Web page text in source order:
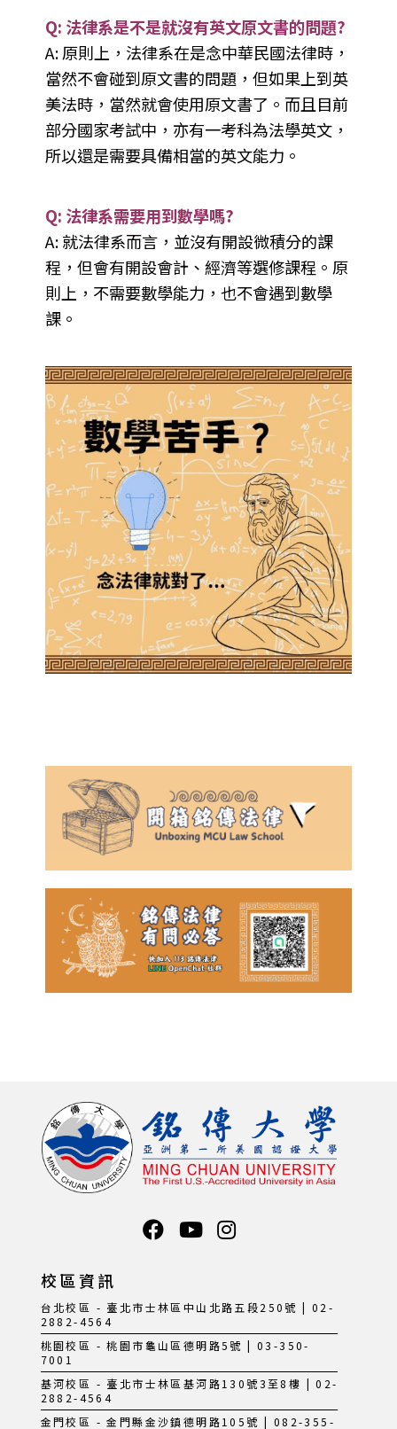
Q: 法律系是不是就沒有英文原文書的問題?
A: 原則上，法律系在是念中華民國法律時，
當然不會碰到原文書的問題，但如果上到英
美法時，當然就會使用原文書了。而且目前
部分國家考試中，亦有一考科為法學英文，
所以還是需要具備相當的英文能力。
Q: 法律系需要用到數學嗎?
A: 就法律系而言，並沒有開設微積分的課
程，但會有開設會計、經濟等選修課程。原
則上，不需要數學能力，也不會遇到數學
課。
校區資訊
台北校區 - 臺北市士林區中山北路五段250號 | 02-
2882-4564
桃園校區 - 桃園市龜山區德明路5號 | 03-350-
7001
基河校區 - 臺北市士林區基河路130號3至8樓 | 02-
2882-4564
金門校區 - 金門縣金沙鎮德明路105號 | 082-355-